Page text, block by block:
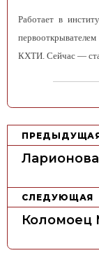
Работает в
КХТИ. Сейчас —
Н
и
г
ц
СЛЕДУЮЩАЯ
Коломоец